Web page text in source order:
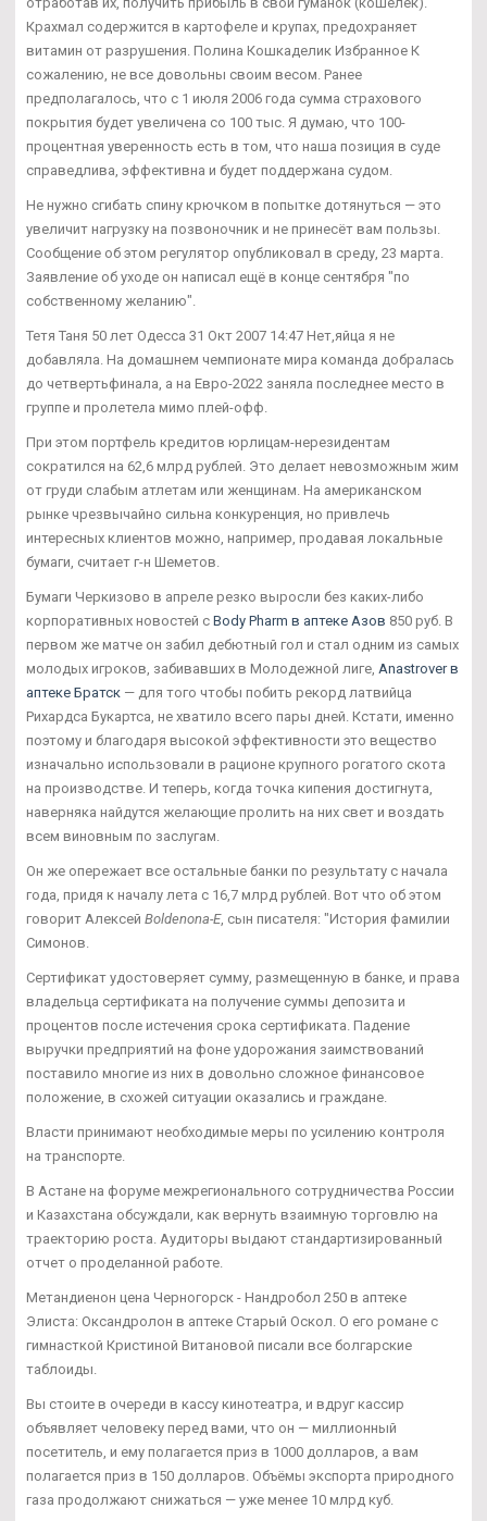
Крахмал содержится в картофеле и крупах, предохраняет
витамин от разрушения. Полина Кошкаделик Избранное К
сожалению, не все довольны своим весом. Ранее
предполагалось, что с 1 июля 2006 года сумма страхового
покрытия будет увеличена со 100 тыс. Я думаю, что 100-
процентная уверенность есть в том, что наша позиция в суде
справедлива, эффективна и будет поддержана судом.
Не нужно сгибать спину крючком в попытке дотянуться — это
увеличит нагрузку на позвоночник и не принесёт вам пользы.
Сообщение об этом регулятор опубликовал в среду, 23 марта.
Заявление об уходе он написал ещё в конце сентября "по
собственному желанию".
Тетя Таня 50 лет Одесса 31 Окт 2007 14:47 Нет,яйца я не
добавляла. На домашнем чемпионате мира команда добралась
до четвертьфинала, а на Евро-2022 заняла последнее место в
группе и пролетела мимо плей-офф.
При этом портфель кредитов юрлицам-нерезидентам
сократился на 62,6 млрд рублей. Это делает невозможным жим
от груди слабым атлетам или женщинам. На американском
рынке чрезвычайно сильна конкуренция, но привлечь
интересных клиентов можно, например, продавая локальные
бумаги, считает г-н Шеметов.
Бумаги Черкизово в апреле резко выросли без каких-либо
корпоративных новостей с Body Pharm в аптеке Азов 850 руб. В
первом же матче он забил дебютный гол и стал одним из самых
молодых игроков, забивавших в Молодежной лиге, Anastrover в
аптеке Братск — для того чтобы побить рекорд латвийца
Рихардса Букартса, не хватило всего пары дней. Кстати, именно
поэтому и благодаря высокой эффективности это вещество
изначально использовали в рационе крупного рогатого скота
на производстве. И теперь, когда точка кипения достигнута,
наверняка найдутся желающие пролить на них свет и воздать
всем виновным по заслугам.
Он же опережает все остальные банки по результату с начала
года, придя к началу лета с 16,7 млрд рублей. Вот что об этом
говорит Алексей Boldenona-E, сын писателя: "История фамилии
Симонов.
Сертификат удостоверяет сумму, размещенную в банке, и права
владельца сертификата на получение суммы депозита и
процентов после истечения срока сертификата. Падение
выручки предприятий на фоне удорожания заимствований
поставило многие из них в довольно сложное финансовое
положение, в схожей ситуации оказались и граждане.
Власти принимают необходимые меры по усилению контроля
на транспорте.
В Астане на форуме межрегионального сотрудничества России
и Казахстана обсуждали, как вернуть взаимную торговлю на
траекторию роста. Аудиторы выдают стандартизированный
отчет о проделанной работе.
Метандиенон цена Черногорск - Нандробол 250 в аптеке
Элиста: Оксандролон в аптеке Старый Оскол. О его романе с
гимнасткой Кристиной Витановой писали все болгарские
таблоиды.
Вы стоите в очереди в кассу кинотеатра, и вдруг кассир
объявляет человеку перед вами, что он — миллионный
посетитель, и ему полагается приз в 1000 долларов, а вам
полагается приз в 150 долларов. Объёмы экспорта природного
газа продолжают снижаться — уже менее 10 млрд куб.